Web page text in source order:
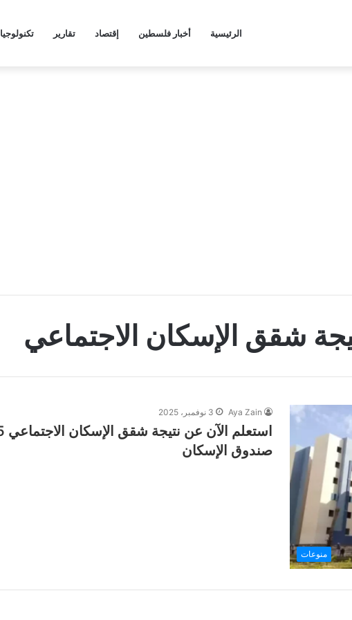
الرئيسية أخبار فلسطين إقتصاد تقارير تكنولوجيا
شقق الإسكان الاجتماعي
منوعات
Aya Zain 3 نوفمبر، 2025
صندوق الإسكان